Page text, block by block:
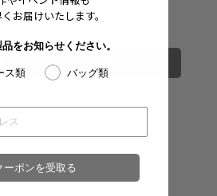
す。
で在庫がない場合がございます。
直接お電話下さいませ。
Knirps T.220 for objcts.io
カートに追加する
お届けいたします。
をお知らせください。
ス類 バッグ類
ーポンを受取る